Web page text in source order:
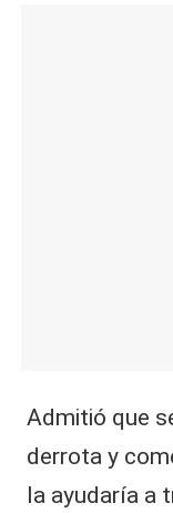
Admitió que
derrota y
la ayudaría a